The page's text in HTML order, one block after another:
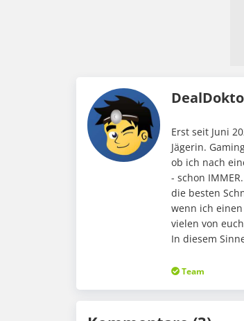
Erst seit Juni
Jägerin.
ob ich nach
- schon
die besten
wenn ich
vielen von
In diesem
Team